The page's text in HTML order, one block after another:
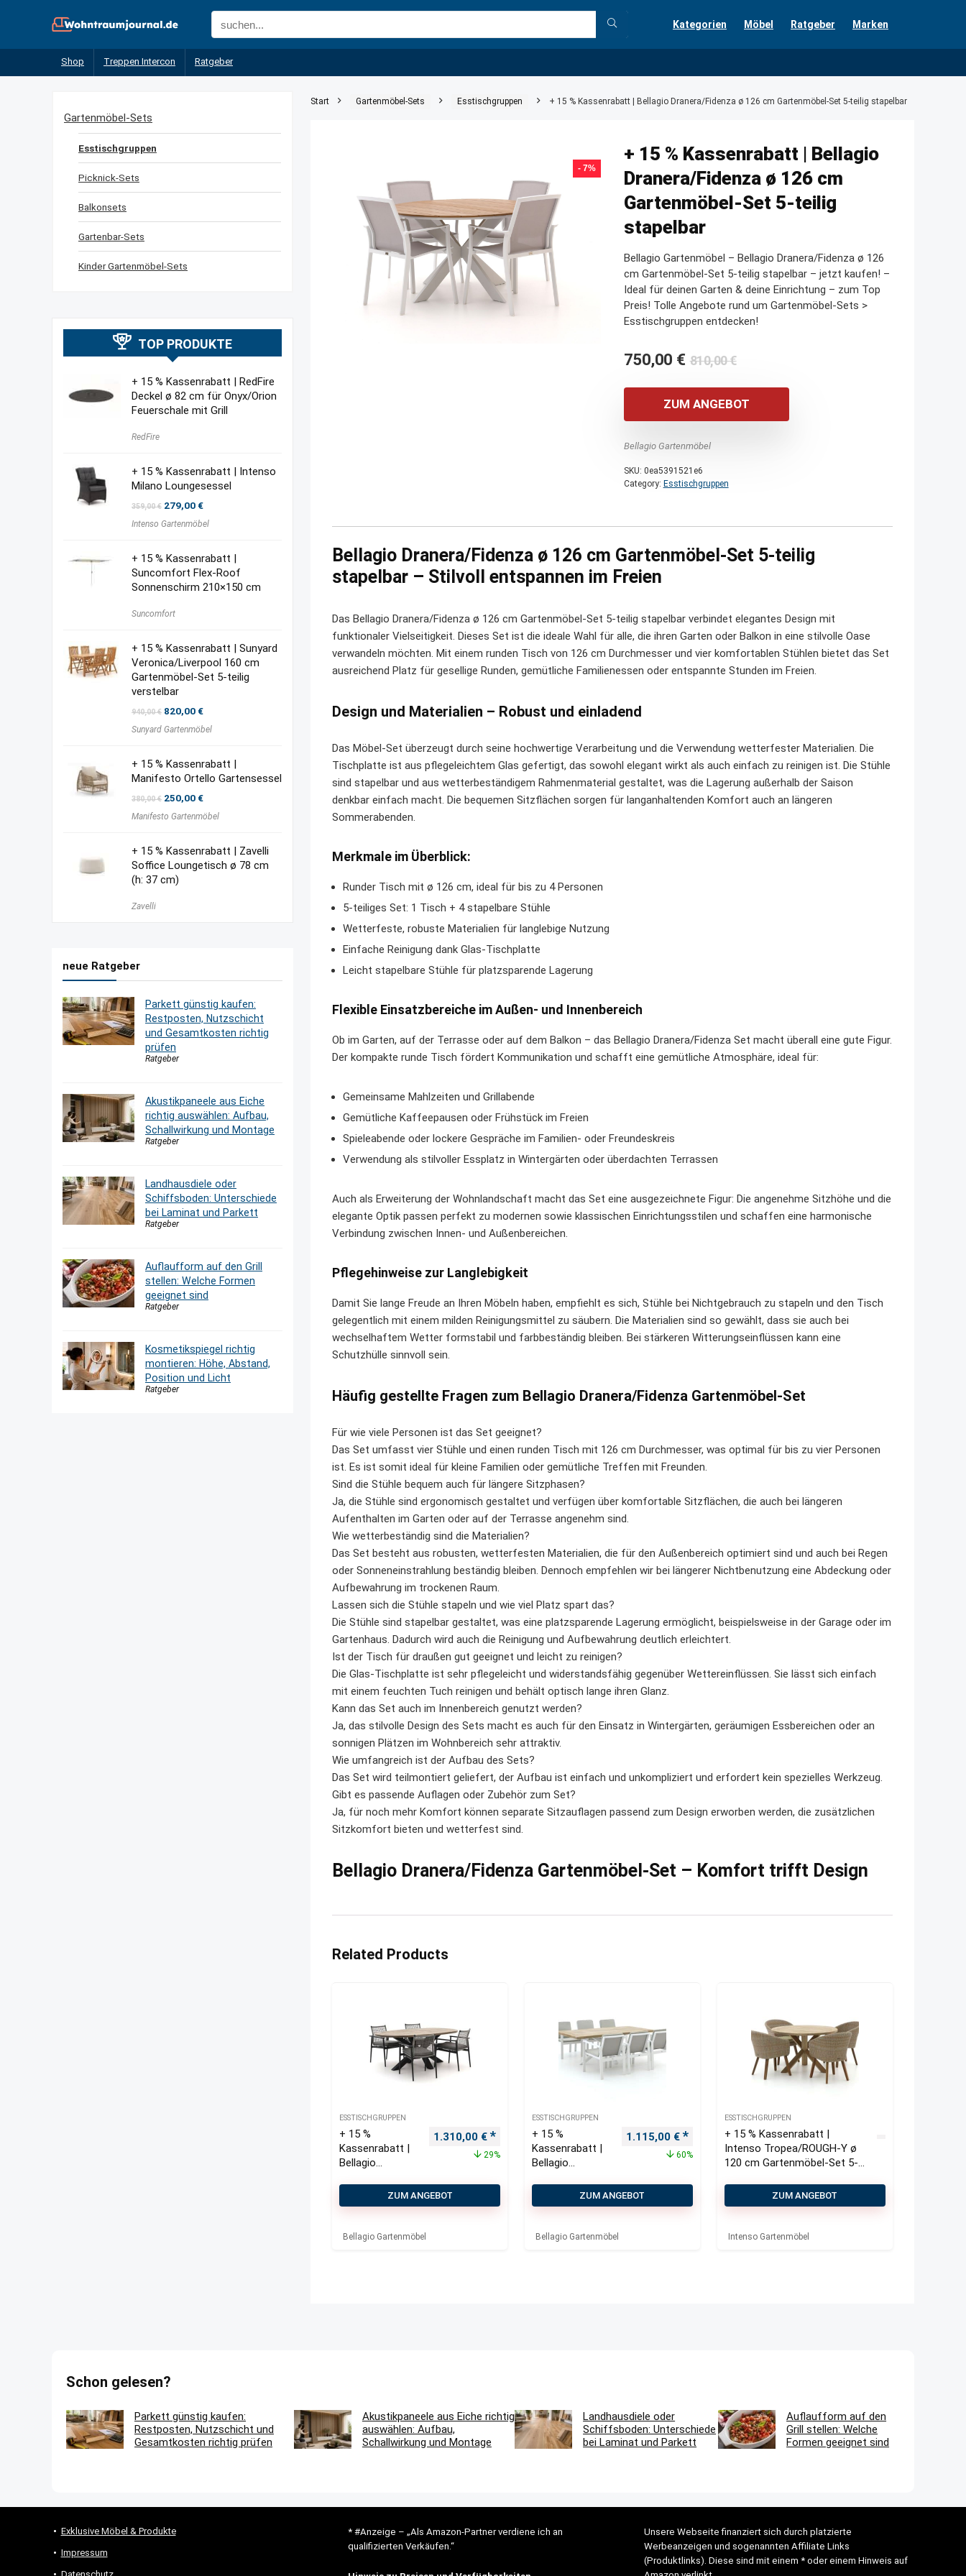
Kategorien Möbel Ratgeber Marken
Shop Treppen Intercon Ratgeber
Start Gartenmöbel-Sets Esstischgruppen + 15 % Kassenrabatt | Bellagio Dranera/Fidenza ø 126 cm Gartenmöbel-Set 5-teilig stapelbar
- 7%
+ 15 % Kassenrabatt | Bellagio
Dranera/Fidenza ø 126 cm
Gartenmöbel-Set 5-teilig
stapelbar
Bellagio Gartenmöbel – Bellagio Dranera/Fidenza ø 126
cm Gartenmöbel-Set 5-teilig stapelbar – jetzt kaufen! –
Ideal für deinen Garten & deine Einrichtung – zum Top
Preis! Tolle Angebote rund um Gartenmöbel-Sets >
Esstischgruppen entdecken!
810,00€Ursprünglicher
war:
810,00 €
750,00 €
Aktueller
ist:
750,00 €.
ZUM ANGEBOT
Bellagio Gartenmöbel
SKU: 0ea5391521e6
Category: Esstischgruppen
Bellagio Dranera/Fidenza ø 126 cm Gartenmöbel-Set 5-teilig
stapelbar – Stilvoll entspannen im Freien
Das Bellagio Dranera/Fidenza ø 126 cm Gartenmöbel-Set 5-teilig stapelbar verbindet elegantes Design mit
funktionaler Vielseitigkeit. Dieses Set ist die ideale Wahl für alle, die ihren Garten oder Balkon in eine stilvolle Oase
verwandeln möchten. Mit einem runden Tisch von 126 cm Durchmesser und vier komfortablen Stühlen bietet das Set
ausreichend Platz für gesellige Runden, gemütliche Familienessen oder entspannte Stunden im Freien.
Design und Materialien – Robust und einladend
Das Möbel-Set überzeugt durch seine hochwertige Verarbeitung und die Verwendung wetterfester Materialien. Die
Tischplatte ist aus pflegeleichtem Glas gefertigt, das sowohl elegant wirkt als auch einfach zu reinigen ist. Die Stühle
sind stapelbar und aus wetterbeständigem Rahmenmaterial gestaltet, was die Lagerung außerhalb der Saison
denkbar einfach macht. Die bequemen Sitzflächen sorgen für langanhaltenden Komfort auch an längeren
Sommerabenden.
Merkmale im Überblick:
Runder Tisch mit ø 126 cm, ideal für bis zu 4 Personen
5-teiliges Set: 1 Tisch + 4 stapelbare Stühle
Wetterfeste, robuste Materialien für langlebige Nutzung
Einfache Reinigung dank Glas-Tischplatte
Leicht stapelbare Stühle für platzsparende Lagerung
Flexible Einsatzbereiche im Außen- und Innenbereich
Ob im Garten, auf der Terrasse oder auf dem Balkon – das Bellagio Dranera/Fidenza Set macht überall eine gute Figur.
Der kompakte runde Tisch fördert Kommunikation und schafft eine gemütliche Atmosphäre, ideal für:
Gemeinsame Mahlzeiten und Grillabende
Gemütliche Kaffeepausen oder Frühstück im Freien
Spieleabende oder lockere Gespräche im Familien- oder Freundeskreis
Verwendung als stilvoller Essplatz in Wintergärten oder überdachten Terrassen
Auch als Erweiterung der Wohnlandschaft macht das Set eine ausgezeichnete Figur: Die angenehme Sitzhöhe und die
elegante Optik passen perfekt zu modernen sowie klassischen Einrichtungsstilen und schaffen eine harmonische
Verbindung zwischen Innen- und Außenbereichen.
Pflegehinweise zur Langlebigkeit
Damit Sie lange Freude an Ihren Möbeln haben, empfiehlt es sich, Stühle bei Nichtgebrauch zu stapeln und den Tisch
gelegentlich mit einem milden Reinigungsmittel zu säubern. Die Materialien sind so gewählt, dass sie auch bei
wechselhaftem Wetter formstabil und farbbeständig bleiben. Bei stärkeren Witterungseinflüssen kann eine
Schutzhülle sinnvoll sein.
Häufig gestellte Fragen zum Bellagio Dranera/Fidenza Gartenmöbel-Set
Für wie viele Personen ist das Set geeignet?
Das Set umfasst vier Stühle und einen runden Tisch mit 126 cm Durchmesser, was optimal für bis zu vier Personen
ist. Es ist somit ideal für kleine Familien oder gemütliche Treffen mit Freunden.
Sind die Stühle bequem auch für längere Sitzphasen?
Ja, die Stühle sind ergonomisch gestaltet und verfügen über komfortable Sitzflächen, die auch bei längeren
Aufenthalten im Garten oder auf der Terrasse angenehm sind.
Wie wetterbeständig sind die Materialien?
Das Set besteht aus robusten, wetterfesten Materialien, die für den Außenbereich optimiert sind und auch bei Regen
oder Sonneneinstrahlung beständig bleiben. Dennoch empfehlen wir bei längerer Nichtbenutzung eine Abdeckung oder
Aufbewahrung im trockenen Raum.
Lassen sich die Stühle stapeln und wie viel Platz spart das?
Die Stühle sind stapelbar gestaltet, was eine platzsparende Lagerung ermöglicht, beispielsweise in der Garage oder im
Gartenhaus. Dadurch wird auch die Reinigung und Aufbewahrung deutlich erleichtert.
Ist der Tisch für draußen gut geeignet und leicht zu reinigen?
Die Glas-Tischplatte ist sehr pflegeleicht und widerstandsfähig gegenüber Wettereinflüssen. Sie lässt sich einfach
mit einem feuchten Tuch reinigen und behält optisch lange ihren Glanz.
Kann das Set auch im Innenbereich genutzt werden?
Ja, das stilvolle Design des Sets macht es auch für den Einsatz in Wintergärten, geräumigen Essbereichen oder an
sonnigen Plätzen im Wohnbereich sehr attraktiv.
Wie umfangreich ist der Aufbau des Sets?
Das Set wird teilmontiert geliefert, der Aufbau ist einfach und unkompliziert und erfordert kein spezielles Werkzeug.
Gibt es passende Auflagen oder Zubehör zum Set?
Ja, für noch mehr Komfort können separate Sitzauflagen passend zum Design erworben werden, die zusätzlichen
Sitzkomfort bieten und wetterfest sind.
Bellagio Dranera/Fidenza Gartenmöbel-Set – Komfort trifft Design
Related Products
ESSTISCHGRUPPEN
+ 15 %
Kassenrabatt |
Bellagio
Y Ellips 200 cm
Gartenmöbel-
stapelbar
Ursprünglicher Preis war: 1.850,00 €
1.310,00 € Aktueller Preis ist: 1.310,00 €.
29%
ZUM ANGEBOT
Bellagio Gartenmöbel
ESSTISCHGRUPPEN
+ 15 %
Kassenrabatt |
Bellagio
rio 220 cm
Gartenmöbel-
Ursprünglicher Preis war: 2.770,00 €
1.115,00 € Aktueller Preis ist: 1.115,00 €.
60%
ZUM ANGEBOT
Bellagio Gartenmöbel
ESSTISCHGRUPPEN
+ 15 % Kassenrabatt |
Intenso Tropea/ROUGH-Y ø
120 cm Gartenmöbel-Set 5-
ZUM ANGEBOT
Intenso Gartenmöbel
Gartenmöbel-Sets
Esstischgruppen
Picknick-Sets
Balkonsets
Gartenbar-Sets
Kinder Gartenmöbel-Sets
TOP PRODUKTE
+ 15 % Kassenrabatt | RedFire
Deckel ø 82 cm für Onyx/Orion
Feuerschale mit Grill
RedFire
+ 15 % Kassenrabatt | Intenso
Milano Loungesessel
359,00€ Ursprünglicher
war:
279,00€Aktueller
ist:
Intenso Gartenmöbel
+ 15 % Kassenrabatt |
Suncomfort Flex-Roof
Sonnenschirm 210×150 cm
Suncomfort
+ 15 % Kassenrabatt | Sunyard
Veronica/Liverpool 160 cm
Gartenmöbel-Set 5-teilig
verstelbar
940,00€ Ursprünglicher
war:
820,00€Aktueller
ist:
Sunyard Gartenmöbel
+ 15 % Kassenrabatt |
Manifesto Ortello Gartensessel
380,00€ Ursprünglicher
war:
250,00€Aktueller
ist:
Manifesto Gartenmöbel
+ 15 % Kassenrabatt | Zavelli
Soffice Loungetisch ø 78 cm
(h: 37 cm)
Zavelli
neue Ratgeber
Parkett günstig kaufen:
Restposten, Nutzschicht
und Gesamtkosten richtig
prüfen
Ratgeber
Akustikpaneele aus Eiche
richtig auswählen: Aufbau,
Schallwirkung und Montage
Ratgeber
Landhausdiele oder
Schiffsboden: Unterschiede
bei Laminat und Parkett
Ratgeber
Auflaufform auf den Grill
stellen: Welche Formen
geeignet sind
Ratgeber
Kosmetikspiegel richtig
montieren: Höhe, Abstand,
Position und Licht
Ratgeber
Schon gelesen?
Parkett günstig kaufen:
Restposten, Nutzschicht und
Gesamtkosten richtig prüfen
Akustikpaneele aus Eiche richtig
auswählen: Aufbau,
Schallwirkung und Montage
Landhausdiele oder
Schiffsboden: Unterschiede
bei Laminat und Parkett
Auflaufform auf den
Grill stellen: Welche
Formen geeignet sind
Exklusive Möbel & Produkte
Impressum
* #Anzeige – „Als Amazon-Partner verdiene ich an
qualifizierten Verkäufen.“
Unsere Webseite finanziert sich durch platzierte
Werbeanzeigen und sogenannten Affiliate Links
(Produktlinks). Diese sind mit einem * oder einem Hinweis auf